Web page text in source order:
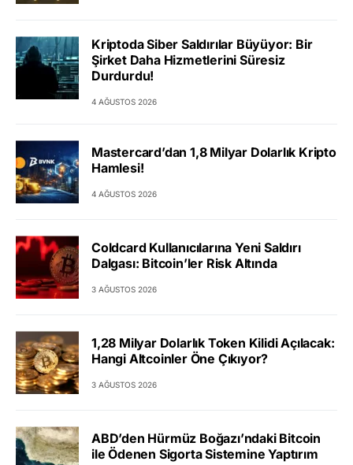
Kriptoda Siber Saldırılar Büyüyor: Bir
Şirket Daha Hizmetlerini Süresiz
Durdurdu!
4 AĞUSTOS 2026
Mastercard’dan 1,8 Milyar Dolarlık Kripto
Hamlesi!
4 AĞUSTOS 2026
Coldcard Kullanıcılarına Yeni Saldırı
Dalgası: Bitcoin’ler Risk Altında
3 AĞUSTOS 2026
1,28 Milyar Dolarlık Token Kilidi Açılacak:
Hangi Altcoinler Öne Çıkıyor?
3 AĞUSTOS 2026
ABD’den Hürmüz Boğazı’ndaki Bitcoin
ile Ödenen Sigorta Sistemine Yaptırım